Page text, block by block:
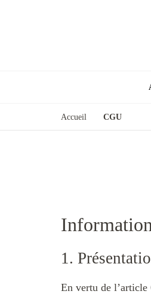
Accueil CGU
1.
En vertu de